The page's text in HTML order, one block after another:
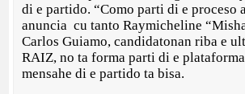
di e partido. “Como parti di e proceso
anuncia cu tanto Raymicheline
Carlos Guiamo, candidatonan riba e
RAIZ, no ta forma parti di e plataforma
mensahe di e partido ta bisa.